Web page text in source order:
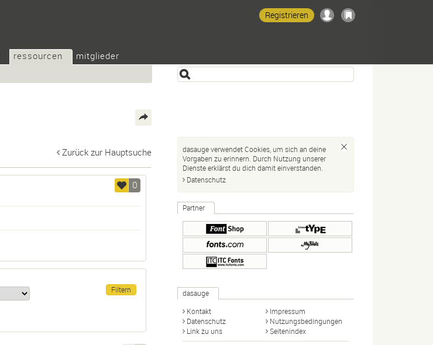
ressourcen
mitglieder
Registrieren
Zurück zur Hauptsuche
0
dasauge verwendet Cookies, um sich an deine
Vorgaben zu erinnern. Durch Nutzung unserer
Dienste erklärst du dich damit einverstanden.
Datenschutz
Partner
dasauge
Kontakt
Impressum
Datenschutz
Nutzungsbedingungen
Link zu uns
Seitenindex